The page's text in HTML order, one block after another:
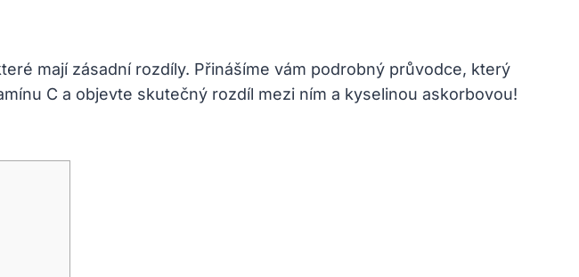
mají zásadní rozdíly. Přinášíme vám podrobný průvodce, který
C a objevte skutečný rozdíl mezi ním a kyselinou askorbovou!